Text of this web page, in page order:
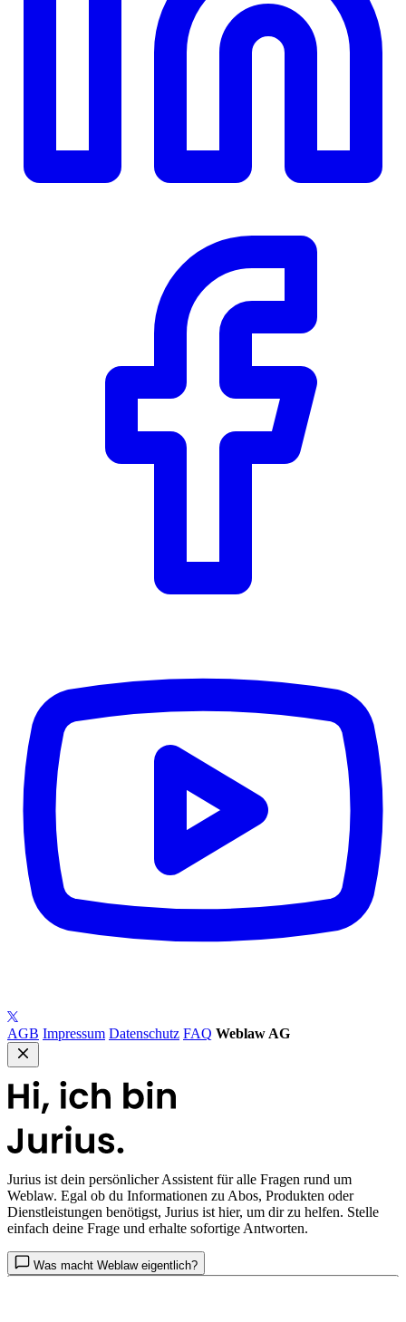
AGB Impressum Datenschutz FAQ Weblaw AG
Jurius ist dein persönlicher Assistent für alle Fragen rund um
Weblaw. Egal ob du Informationen zu Abos, Produkten oder
Dienstleistungen benötigst, Jurius ist hier, um dir zu helfen. Stelle
einfach deine Frage und erhalte sofortige Antworten.
Was macht Weblaw eigentlich?